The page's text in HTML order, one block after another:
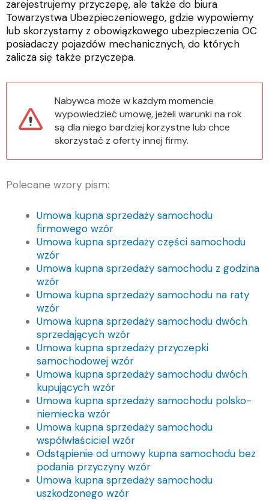
zarejestrujemy przyczepę, ale także do biura
Towarzystwa Ubezpieczeniowego, gdzie wypowiemy
lub skorzystamy z obowiązkowego ubezpieczenia OC
posiadaczy pojazdów mechanicznych, do których
zalicza się także przyczepa.
Nabywca może w każdym momencie
wypowiedzieć umowę, jeżeli warunki na rok
są dla niego bardziej korzystne lub chce
skorzystać z oferty innej firmy.
Polecane wzory pism:
Umowa kupna sprzedaży samochodu
firmowego wzór
Umowa kupna sprzedaży części samochodu
wzór
Umowa kupna sprzedaży samochodu z godzina
wzór
Umowa kupna sprzedaży samochodu na raty
wzór
Umowa kupna sprzedaży samochodu dwóch
sprzedających wzór
Umowa kupna sprzedaży przyczepki
samochodowej wzór
Umowa kupna sprzedaży samochodu dwóch
kupujących wzór
Umowa kupna sprzedaży samochodu polsko-
niemiecka wzór
Umowa kupna sprzedaży samochodu
współwłaściciel wzór
Odstąpienie od umowy kupna samochodu bez
podania przyczyny wzór
Umowa kupna sprzedaży samochodu
uszkodzonego wzór